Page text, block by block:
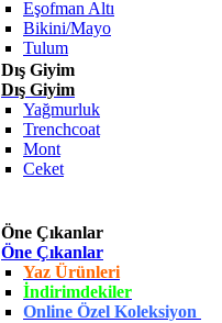
Eşofman Altı
Bikini/Mayo
Tulum
Dış Giyim
Dış Giyim
Yağmurluk
Trenchcoat
Mont
Ceket
Öne Çıkanlar
Öne Çıkanlar
Yaz Ürünleri
İndirimdekiler
Online Özel Koleksiyon